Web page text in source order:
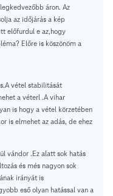
áron. Az
az időjárás a kép
előfurdul e az,hogy
Előre is köszönöm a
vétel stabilitását
a véterl .A vihar
is hogy a vétel körzetében
is elmehet az adás, de ehez
vándor .Ez alatt sok hatás
és més nagyon sok
irányát is
eső olyan hatással van a